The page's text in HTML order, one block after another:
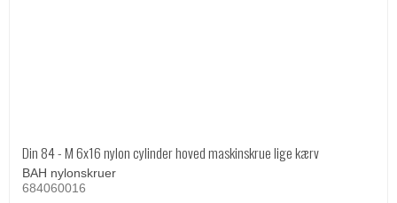
Din 84 - M 6x16 nylon cylinder hoved maskinskrue lige kærv
BAH nylonskruer
684060016